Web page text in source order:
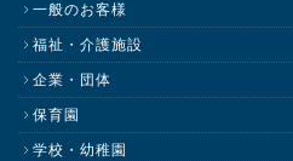
一般のお客様
福祉・介護施設
企業・団体
保育園
学校・幼稚園